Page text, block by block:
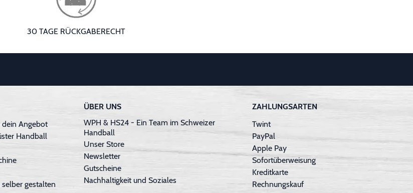
30 TAGE RÜCKGABERECHT
Angebot
Handball
gestalten
ÜBER UNS
WPH & HS24 - Ein Team im Schweizer
Handball
Unser Store
Newsletter
Gutscheine
Nachhaltigkeit und Soziales
ZAHLUNGSARTEN
Twint
PayPal
Apple Pay
Sofortüberweisung
Kreditkarte
Rechnungskauf